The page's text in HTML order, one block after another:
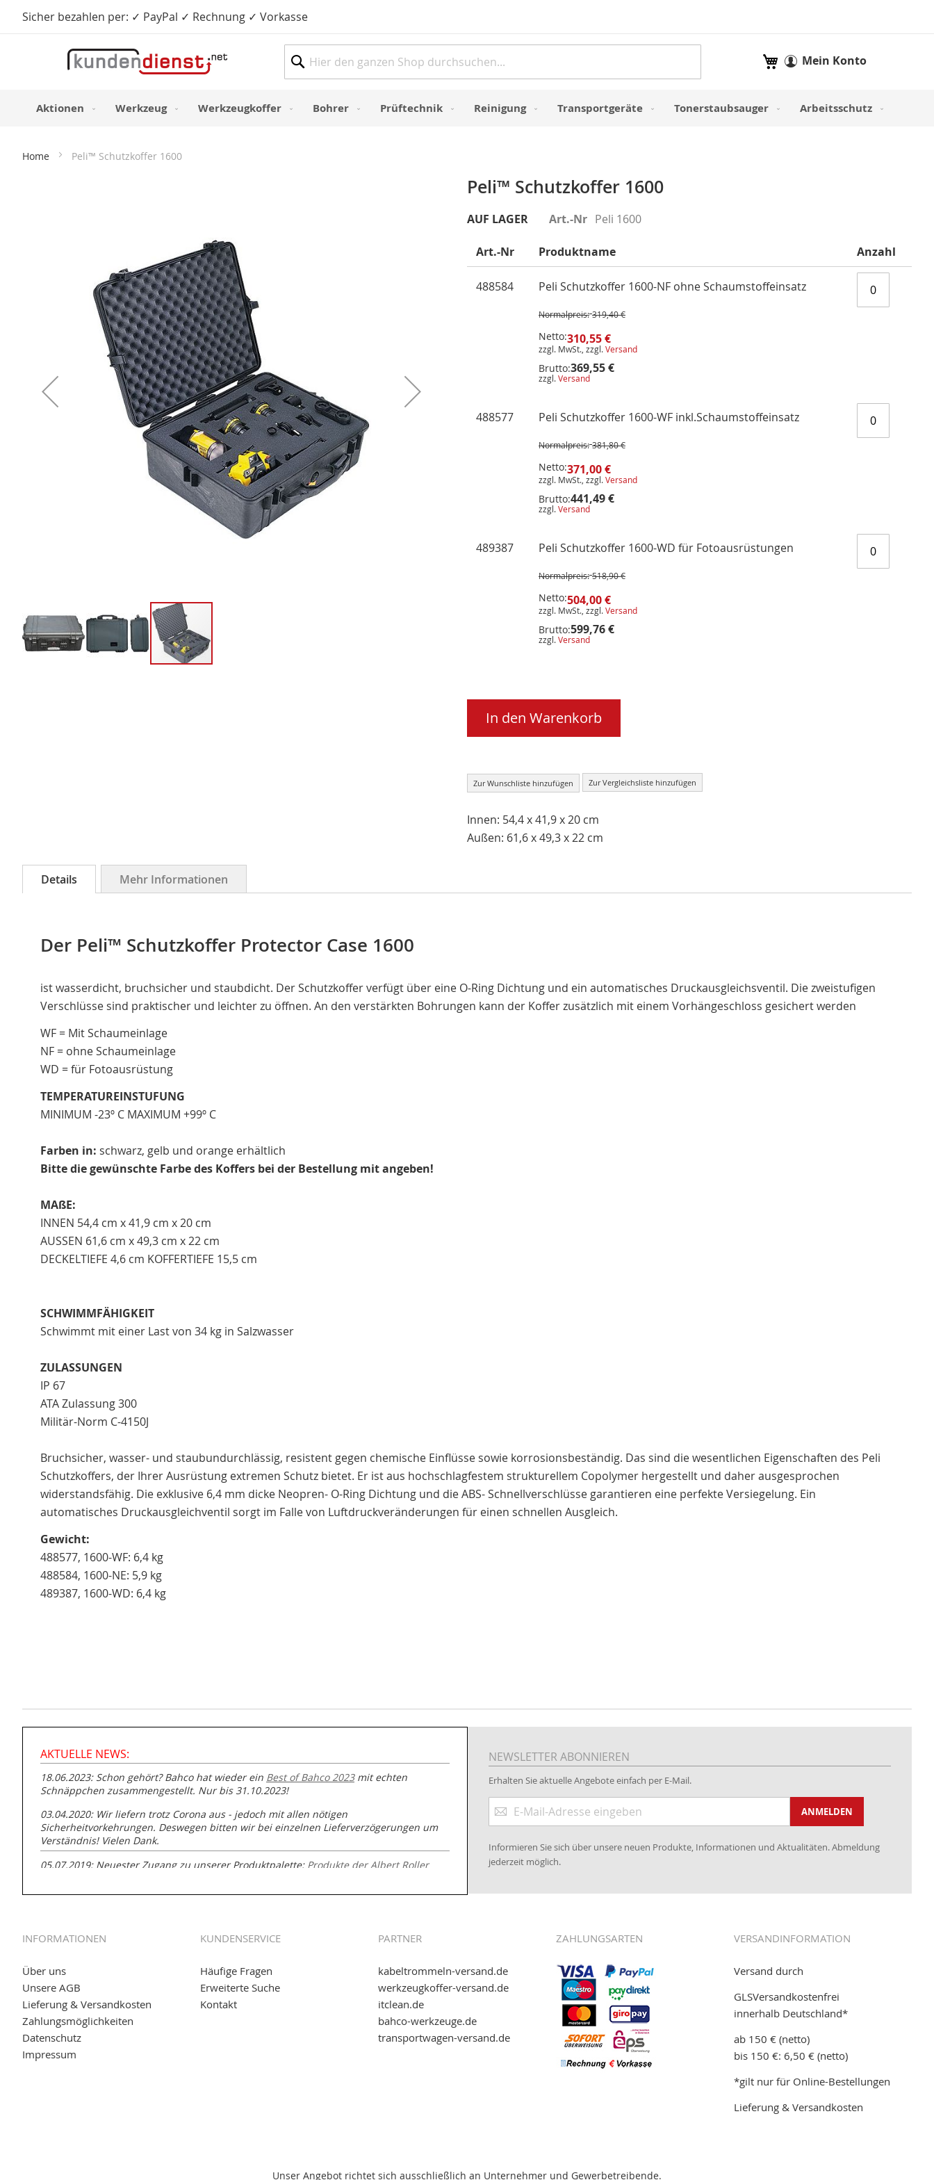
Sicher bezahlen per: ✓ PayPal ✓ Rechnung ✓ VorkasseDirekt
Mein Warenkorb
Mein Konto
Aktionen Werkzeug Werkzeugkoffer Bohrer Prüftechnik Reinigung Transportgeräte Tonerstaubsauger Arbeitsschutz
Home Peli™ Schutzkoffer 1600
Peli™ Schutzkoffer 1600
AUF LAGER Art.-Nr Peli 1600
Produkte
Art.-Nr Produktname Anzahl
488584 Peli Schutzkoffer 1600-NF ohne Schaumstoffeinsatz
Normalpreis: 319,40 €
Netto:310,55 €
zzgl. MwSt., zzgl.Versand
Brutto:369,55 €
zzgl.Versand
488577 Peli Schutzkoffer 1600-WF inkl.Schaumstoffeinsatz
Normalpreis: 381,80 €
Netto:371,00 €
zzgl. MwSt., zzgl.Versand
Brutto:441,49 €
zzgl.Versand
489387 Peli Schutzkoffer 1600-WD für Fotoausrüstungen
Normalpreis: 518,90 €
Netto:504,00 €
zzgl. MwSt., zzgl.Versand
Brutto:599,76 €
zzgl.Versand
In den Warenkorb
Zur Wunschliste hinzufügen Zur Vergleichsliste hinzufügen
Innen: 54,4 x 41,9 x 20 cm
Außen: 61,6 x 49,3 x 22 cm
Details
Der Peli™ Schutzkoffer Protector Case 1600
ist wasserdicht, bruchsicher und staubdicht. Der Schutzkoffer verfügt über eine O-Ring Dichtung und ein automatisches Druckausgleichsventil. Die zweistufigen
Verschlüsse sind praktischer und leichter zu öffnen. An den verstärkten Bohrungen kann der Koffer zusätzlich mit einem Vorhängeschloss gesichert werden
WF = Mit Schaumeinlage
NF = ohne Schaumeinlage
WD = für Fotoausrüstung
TEMPERATUREINSTUFUNG
MINIMUM -23º C MAXIMUM +99º C
Farben in: schwarz, gelb und orange erhältlich
Bitte die gewünschte Farbe des Koffers bei der Bestellung mit angeben!
MAßE:
INNEN 54,4 cm x 41,9 cm x 20 cm
AUSSEN 61,6 cm x 49,3 cm x 22 cm
DECKELTIEFE 4,6 cm KOFFERTIEFE 15,5 cm
SCHWIMMFÄHIGKEIT
Schwimmt mit einer Last von 34 kg in Salzwasser
ZULASSUNGEN
IP 67
ATA Zulassung 300
Militär-Norm C-4150J
Bruchsicher, wasser- und staubundurchlässig, resistent gegen chemische Einflüsse sowie korrosionsbeständig. Das sind die wesentlichen Eigenschaften des Peli
Schutzkoffers, der Ihrer Ausrüstung extremen Schutz bietet. Er ist aus hochschlagfestem strukturellem Copolymer hergestellt und daher ausgesprochen
widerstandsfähig. Die exklusive 6,4 mm dicke Neopren- O-Ring Dichtung und die ABS- Schnellverschlüsse garantieren eine perfekte Versiegelung. Ein
automatisches Druckausgleichventil sorgt im Falle von Luftdruckveränderungen für einen schnellen Ausgleich.
Gewicht:
488577, 1600-WF: 6,4 kg
488584, 1600-NE: 5,9 kg
489387, 1600-WD: 6,4 kg
Mehr Informationen
AKTUELLE NEWS:
18.06.2023: Schon gehört? Bahco hat wieder ein Best of Bahco 2023mit echten
Schnäppchen zusammengestellt. Nur bis 31.10.2023!
03.04.2020: Wir liefern trotz Corona aus - jedoch mit allen nötigen
Sicherheitvorkehrungen. Deswegen bitten wir bei einzelnen Lieferverzögerungen um
Verständnis! Vielen Dank.
05.07.2019: Neuester Zugang zu unserer Produktpalette: Produkte der Albert Roller
04.11.2018: Überarbeitung der Corporate Identity (CI)
- Zahlung per paydirekt
16.01.2017:
- Visa & MasterCard (inkl. Maestro)
12.01.2017: JETZT NEU- giropay, SOFORT-Überweisung sowie eps (PAYONE)
05.09.2016: NEUE Topseller bei
11.08.2016: Gerade entsteht unser "neuer" Partnershop
NEWSLETTER ABONNIEREN
Erhalten Sie aktuelle Angebote einfach per E-Mail.
zum
ANMELDEN
Informieren Sie sich über unsere neuen Produkte, Informationen und Aktualitäten. Abmeldung
jederzeit möglich.
INFORMATIONEN
Über uns
Unsere AGB
Lieferung & Versandkosten
Zahlungsmöglichkeiten
Datenschutz
Impressum
KUNDENSERVICE
Häufige Fragen
Erweiterte Suche
Kontakt
PARTNER
kabeltrommeln-versand.de
werkzeugkoffer-versand.de
itclean.de
bahco-werkzeuge.de
transportwagen-versand.de
ZAHLUNGSARTEN VERSANDINFORMATION
Versand durch
GLSVersandkostenfrei
innerhalb Deutschland*
ab 150 € (netto)
bis 150 €: 6,50 € (netto)
*gilt nur für Online-Bestellungen
Lieferung & Versandkosten
Unser Angebot richtet sich ausschließlich an Unternehmer und Gewerbetreibende.